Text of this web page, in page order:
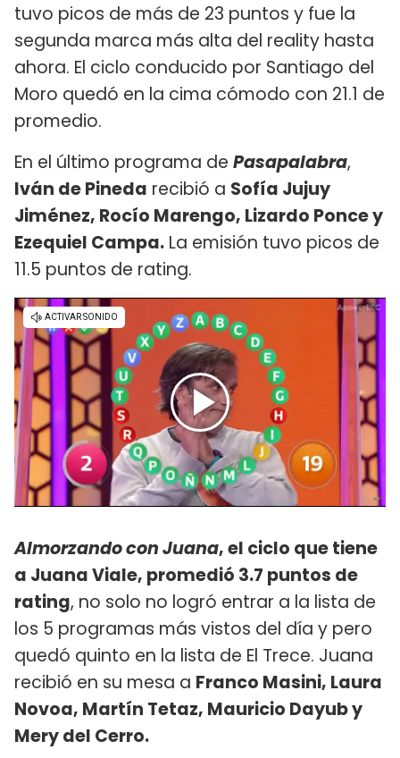
tuvo picos de más de 23 puntos y fue la
segunda marca más alta del reality hasta
ahora. El ciclo conducido por Santiago del
Moro quedó en la cima cómodo con 21.1 de
promedio.
En el último programa de Pasapalabra,
Iván de Pineda recibió a Sofía Jujuy
Jiménez, Rocío Marengo, Lizardo Ponce y
Ezequiel Campa. La emisión tuvo picos de
11.5 puntos de rating.
Almorzando con Juana, el ciclo que tiene
a Juana Viale, promedió 3.7 puntos de
rating, no solo no logró entrar a la lista de
los 5 programas más vistos del día y pero
quedó quinto en la lista de El Trece. Juana
recibió en su mesa a Franco Masini, Laura
Novoa, Martín Tetaz, Mauricio Dayub y
Mery del Cerro.